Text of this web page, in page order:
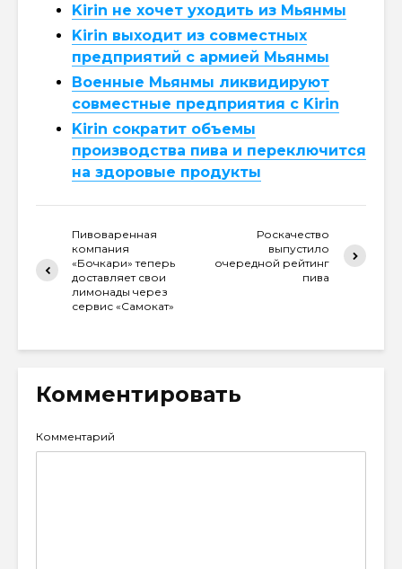
Kirin не хочет уходить из Мьянмы
Kirin выходит из совместных
предприятий с армией Мьянмы
Военные Мьянмы ликвидируют
совместные предприятия с Kirin
Kirin сократит объемы
производства пива и переключится
на здоровые продукты
Пивоваренная
компания
«Бочкари» теперь
доставляет свои
лимонады через
сервис «Самокат»
Роскачество
выпустило
очередной рейтинг
пива
Комментировать
Комментарий